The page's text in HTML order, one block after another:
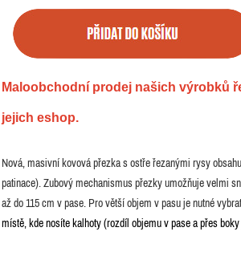
Maloobchodní prodej našich výrobků
jejich eshop.
Nová, masivní kovová přezka s ostře řezanými rysy
patinace). Zubový mechanismus přezky umožňuje velmi
až do 115 cm v pase. Pro větší objem v pasu je nutné
místě, kde nosíte kalhoty (rozdíl objemu v pase a přes